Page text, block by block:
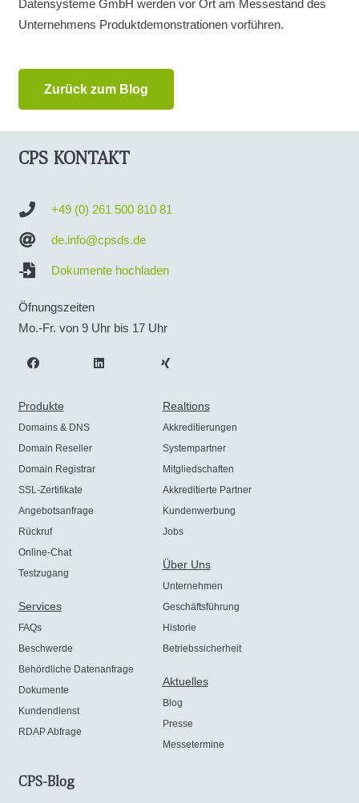
Datensysteme GmbH werden vor Ort am Messestand des
Unternehmens Produktdemonstrationen vorführen.
Zurück zum Blog
CPS KONTAKT
+49 (0) 261 500 810 81
de.info@cpsds.de
Dokumente hochladen
Öfnungszeiten
Mo.-Fr. von 9 Uhr bis 17 Uhr
Produkte
Domains & DNS
Domain Reseller
Domain Registrar
SSL-Zertifikate
Angebotsanfrage
Rückruf
Online-Chat
Testzugang
Services
FAQs
Beschwerde
Behördliche Datenanfrage
Dokumente
Kundendienst
RDAP Abfrage
Realtions
Akkreditierungen
Systempartner
Mitgliedschaften
Akkreditierte Partner
Kundenwerbung
Jobs
Über Uns
Unternehmen
Geschäftsführung
Historie
Betriebssicherheit
Aktuelles
Blog
Presse
Messetermine
CPS-Blog